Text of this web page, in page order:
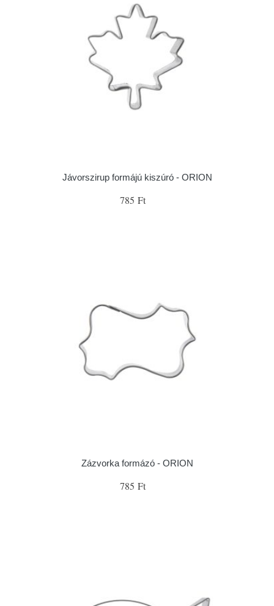
Jávorszirup formájú kiszúró - ORION
785 Ft
Zázvorka formázó - ORION
785 Ft